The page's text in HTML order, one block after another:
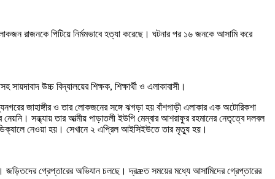
রাজনকে পিটিয়ে নির্মমভাবে হত্যা করেছে। ঘটনার পর ১৬ জনকে আসামি করে
উচ্চ বিদ্যালয়ের শিক্ষক, শিক্ষার্থী ও এলাকাবাসী।
জাহাঙ্গীর ও তার লোকজনের সঙ্গে ঝগড়া হয় বাঁশগাড়ী এলাকার এক অটোরিকশা
সন্ধ্যায় তার আত্মীয় পাড়াতলী ইউপি মেম্বার আশরাফুর রহমানের নেতৃত্বে দলবল
নেওয়া হয়। সেখানে ২ এপ্রিল আইসিইউতে তার মৃত্যু হয়।
জড়িতদের গ্রেপ্তারের অভিযান চলছে। দ্রæত সময়ের মধ্যে আসামিদের গ্রেপ্তারের